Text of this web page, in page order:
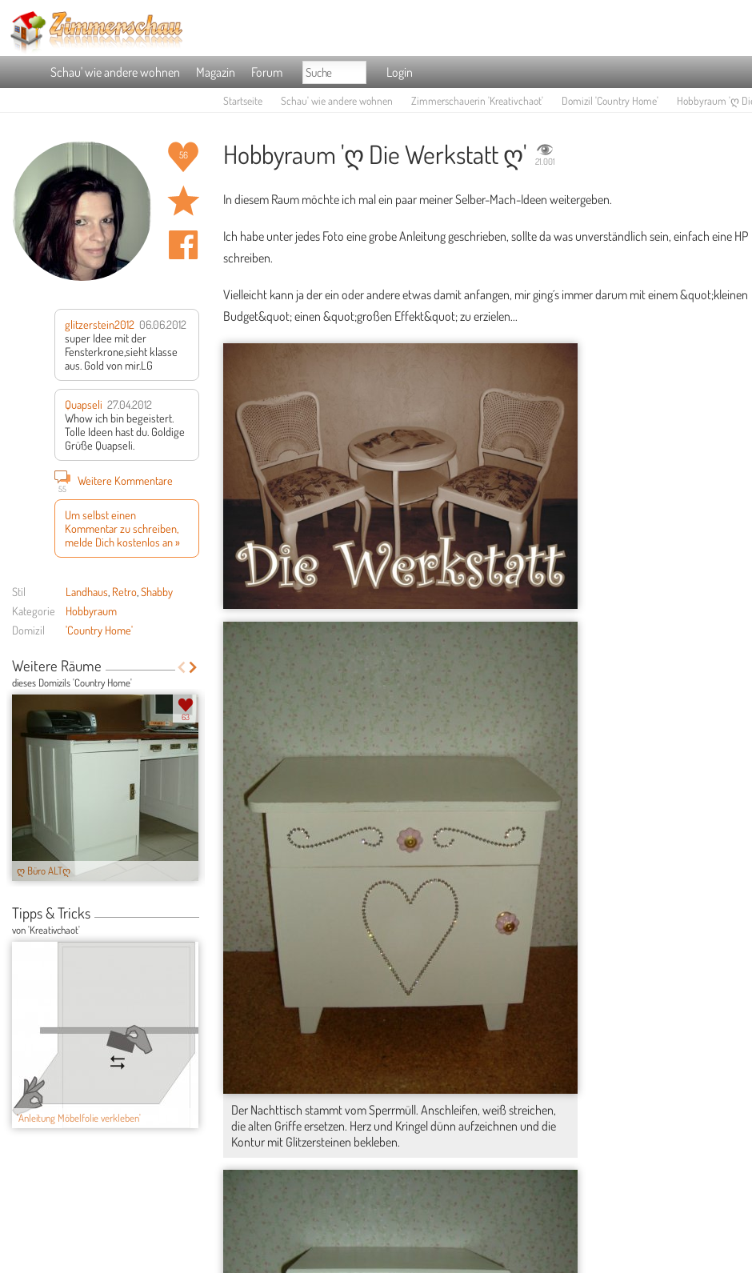
Schau' wie andere wohnen Magazin Forum Login
Startseite Schau' wie andere wohnen Zimmerschauerin 'Kreativchaot' Domizil 'Country Home' Hobbyraum 'ღ
56
glitzerstein2012 06.06.2012
super Idee mit der
Fensterkrone,sieht klasse
aus. Gold von mir.LG
Quapseli 27.04.2012
Whow ich bin begeistert.
Tolle Ideen hast du. Goldige
Grüße Quapseli.
55
Weitere Kommentare
Um selbst einen
Kommentar zu schreiben,
melde Dich kostenlos an »
Stil Landhaus, Retro,Shabby
Kategorie
Hobbyraum
Domizil
'Country Home'
Weitere Räume
dieses Domizils 'Country Home'
ღ Büro ALTღ
63
ღ Die Werkstatt... aus Alt mach Ne...
Tipps & Tricks
von 'Kreativchaot'
'Anleitung Möbelfolie verkleben'
Hobbyraum 'ღ Die Werkstatt ღ' 21.001
In diesem Raum möchte ich mal ein paar meiner Selber-Mach-Ideen weitergeben.
Ich habe unter jedes Foto eine grobe Anleitung geschrieben, sollte da was unverständlich sein, einfach eine HP
schreiben.
Vielleicht kann ja der ein oder andere etwas damit anfangen, mir ging´s immer darum mit einem &quot;kleinen
Budget&quot; einen &quot;großen Effekt&quot; zu erzielen...
Der Nachttisch stammt vom Sperrmüll. Anschleifen, weiß streichen,
die alten Griffe ersetzen. Herz und Kringel dünn aufzeichnen und die
Kontur mit Glitzersteinen bekleben.